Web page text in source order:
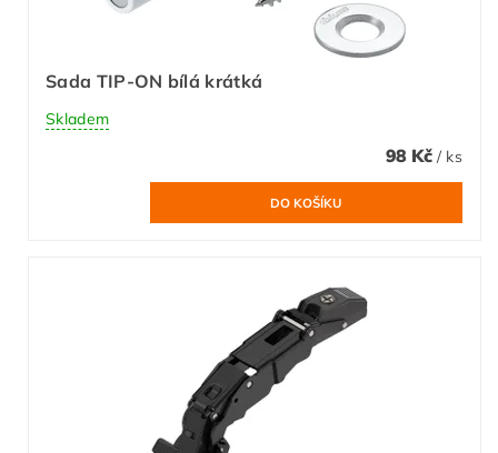
Sada TIP-ON bílá krátká
Skladem
98 Kč / ks